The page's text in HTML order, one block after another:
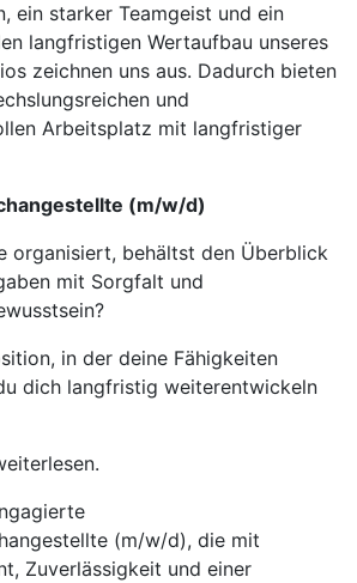
ein starker Teamgeist und ein
langfristigen Wertaufbau unseres
zeichnen uns aus. Dadurch bieten
und
Arbeitsplatz mit langfristiger
(m/w/d)
organisiert, behältst den Überblick
mit Sorgfalt und
in der deine Fähigkeiten
dich langfristig weiterentwickeln
(m/w/d), die mit
Zuverlässigkeit und einer